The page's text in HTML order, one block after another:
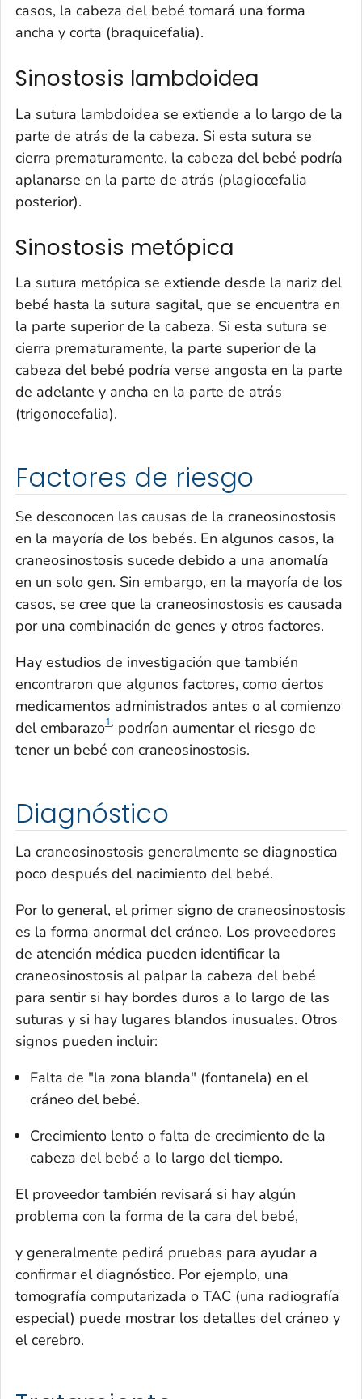
casos, la cabeza del bebé tomará una forma
ancha y corta (braquicefalia).
Sinostosis lambdoidea
La sutura lambdoidea se extiende a lo largo de la
parte de atrás de la cabeza. Si esta sutura se
cierra prematuramente, la cabeza del bebé podría
aplanarse en la parte de atrás (plagiocefalia
posterior).
Sinostosis metópica
La sutura metópica se extiende desde la nariz del
bebé hasta la sutura sagital, que se encuentra en
la parte superior de la cabeza. Si esta sutura se
cierra prematuramente, la parte superior de la
cabeza del bebé podría verse angosta en la parte
de adelante y ancha en la parte de atrás
(trigonocefalia).
Factores de riesgo
Se desconocen las causas de la craneosinostosis
en la mayoría de los bebés. En algunos casos, la
craneosinostosis sucede debido a una anomalía
en un solo gen. Sin embargo, en la mayoría de los
casos, se cree que la craneosinostosis es causada
por una combinación de genes y otros factores.
Hay estudios de investigación que también
encontraron que algunos factores, como ciertos
medicamentos administrados antes o al comienzo
del embarazo1, podrían aumentar el riesgo de
tener un bebé con craneosinostosis.
Diagnóstico
La craneosinostosis generalmente se diagnostica
poco después del nacimiento del bebé.
Por lo general, el primer signo de craneosinostosis
es la forma anormal del cráneo. Los proveedores
de atención médica pueden identificar la
craneosinostosis al palpar la cabeza del bebé
para sentir si hay bordes duros a lo largo de las
suturas y si hay lugares blandos inusuales. Otros
signos pueden incluir:
Falta de "la zona blanda" (fontanela) en el
cráneo del bebé.
Crecimiento lento o falta de crecimiento de la
cabeza del bebé a lo largo del tiempo.
El proveedor también revisará si hay algún
problema con la forma de la cara del bebé,
y generalmente pedirá pruebas para ayudar a
confirmar el diagnóstico. Por ejemplo, una
tomografía computarizada o TAC (una radiografía
especial) puede mostrar los detalles del cráneo y
el cerebro.